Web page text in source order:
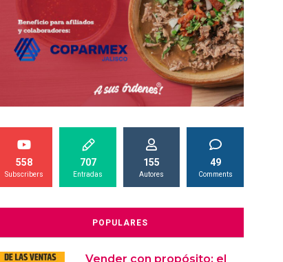
558
Subscribers
707
Entradas
155
Autores
49
Comments
POPULARES
Vender con propósito: el